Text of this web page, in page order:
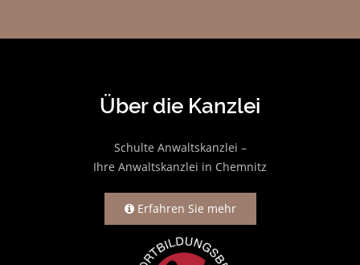
Über die Kanzlei
Schulte Anwaltskanzlei –
Ihre Anwaltskanzlei in Chemnitz
Erfahren Sie mehr